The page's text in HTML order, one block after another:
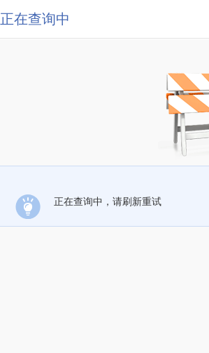
正在查询中
正在查询中，请刷新重试